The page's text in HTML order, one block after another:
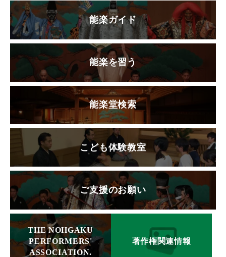
能楽ガイド
能楽を習う
能楽堂検索
こども体験教室
ご支援のお願い
THE NOHGAKU
PERFORMERS'
ASSOCIATION.
著作権関連情報